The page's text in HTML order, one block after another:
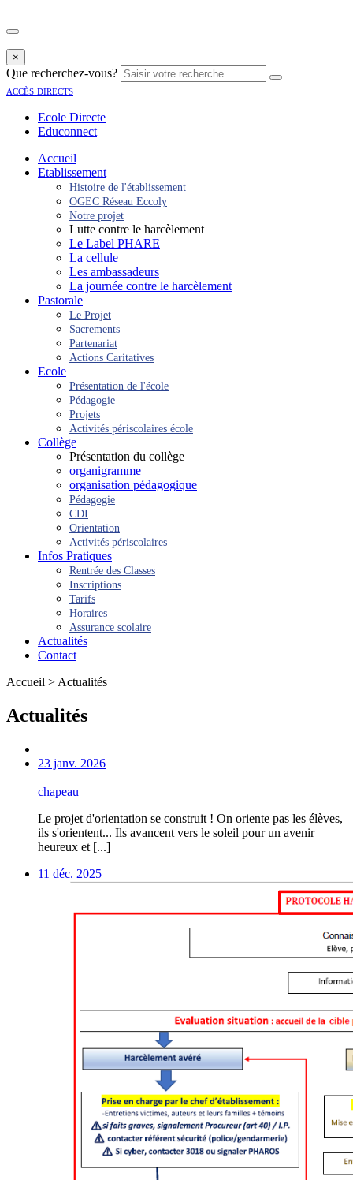
×
Que recherchez-vous?
accès directs
Ecole Directe
Educonnect
Accueil
Etablissement
Histoire de l'établissement
OGEC Réseau Eccoly
Notre projet
Lutte contre le harcèlement
Le Label PHARE
La cellule
Les ambassadeurs
La journée contre le harcèlement
Pastorale
Le Projet
Sacrements
Partenariat
Actions Caritatives
Ecole
Présentation de l'école
Pédagogie
Projets
Activités périscolaires école
Collège
Présentation du collège
organigramme
organisation pédagogique
Pédagogie
CDI
Orientation
Activités périscolaires
Infos Pratiques
Rentrée des Classes
Inscriptions
Tarifs
Horaires
Assurance scolaire
Actualités
Contact
Accueil > Actualités
Actualités
23 janv. 2026
chapeau
Le projet d'orientation se construit ! On oriente pas les élèves,
ils s'orientent... Ils avancent vers le soleil pour un avenir
heureux et [...]
11 déc. 2025